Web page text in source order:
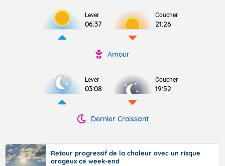
Lever
06:37
Coucher
21:26
Amour
Lever
03:08
Coucher
19:52
Dernier Croissant
Retour progressif de la chaleur avec un risque
orageux ce week-end